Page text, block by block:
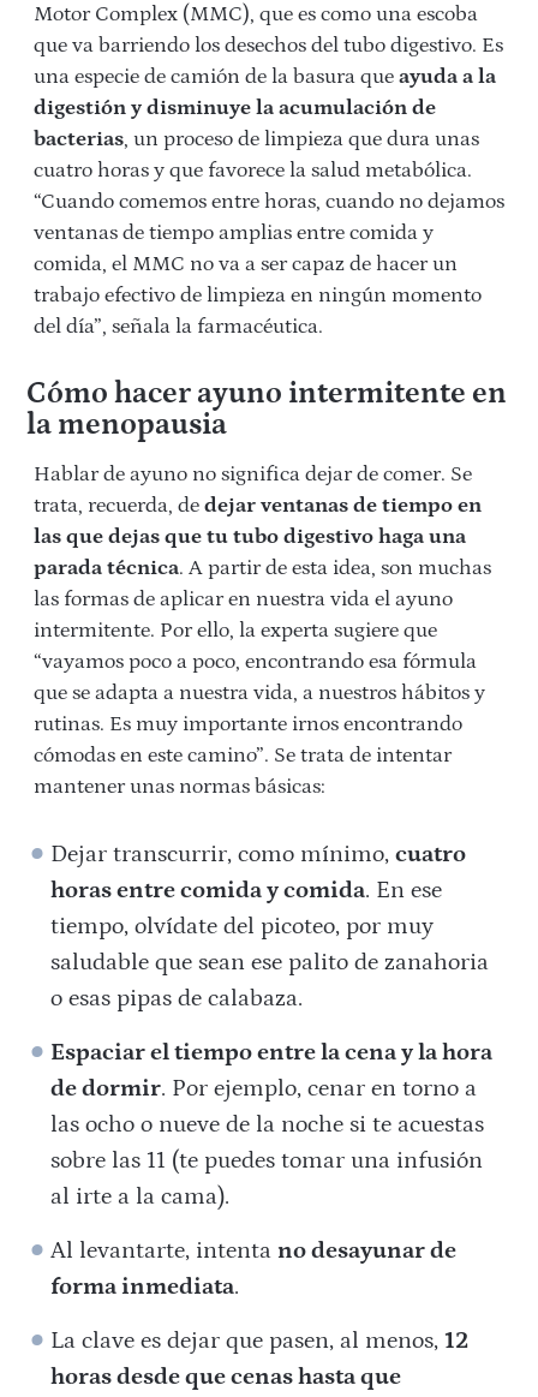
Motor Complex (MMC), que es como una escoba
que va barriendo los desechos del tubo digestivo. Es
una especie de camión de la basura que ayuda a la
digestión y disminuye la acumulación de
bacterias, un proceso de limpieza que dura unas
cuatro horas y que favorece la salud metabólica.
“Cuando comemos entre horas, cuando no dejamos
ventanas de tiempo amplias entre comida y
comida, el MMC no va a ser capaz de hacer un
trabajo efectivo de limpieza en ningún momento
del día”, señala la farmacéutica.
Cómo hacer ayuno intermitente en
la menopausia
Hablar de ayuno no significa dejar de comer. Se
trata, recuerda, de dejar ventanas de tiempo en
las que dejas que tu tubo digestivo haga una
parada técnica. A partir de esta idea, son muchas
las formas de aplicar en nuestra vida el ayuno
intermitente. Por ello, la experta sugiere que
“vayamos poco a poco, encontrando esa fórmula
que se adapta a nuestra vida, a nuestros hábitos y
rutinas. Es muy importante irnos encontrando
cómodas en este camino”. Se trata de intentar
mantener unas normas básicas:
Dejar transcurrir, como mínimo,cuatro
horas entre comida y comida. En ese
tiempo, olvídate del picoteo, por muy
saludable que sean ese palito de zanahoria
o esas pipas de calabaza.
Espaciar el tiempo entre la cena y la hora
de dormir. Por ejemplo, cenar en torno a
las ocho o nueve de la noche si te acuestas
sobre las 11 (te puedes tomar una infusión
al irte a la cama).
Al levantarte, intenta no desayunar de
forma inmediata.
La clave es dejar que pasen, al menos, 12
horas desde que cenas hasta que